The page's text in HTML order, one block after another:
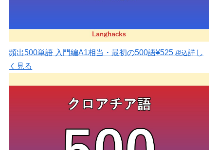
頻出500単語 入門編A1相当・最初の500語¥525 税込詳し
く見る